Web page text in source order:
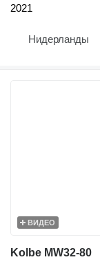
2021
Нидерланды
ВИДЕО
Kolbe MW32-80